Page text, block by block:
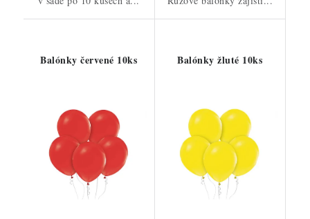
Balónky červené 10ks Balónky žluté 10ks